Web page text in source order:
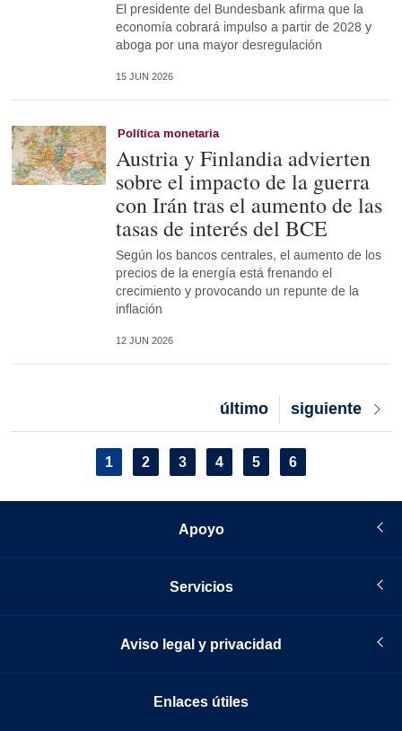
El presidente del Bundesbank afirma que la
economía cobrará impulso a partir de 2028 y
aboga por una mayor desregulación
15 JUN 2026
Política monetaria
Austria y Finlandia advierten
sobre el impacto de la guerra
con Irán tras el aumento de las
tasas de interés del BCE
Según los bancos centrales, el aumento de los
precios de la energía está frenando el
crecimiento y provocando un repunte de la
inflación
12 JUN 2026
Next
page
siguiente
Last
page
último
PaginationCurrent
page
1 Page
2 Page
3 Page
4 Page
5 Page
6
Apoyo
Servicios
Aviso legal y privacidad
Enlaces útiles